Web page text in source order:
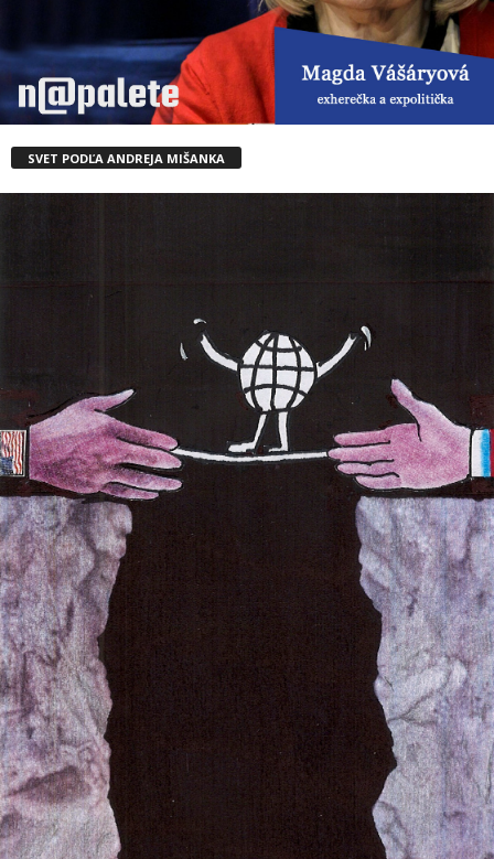
SVET PODĽA ANDREJA MIŠANKA